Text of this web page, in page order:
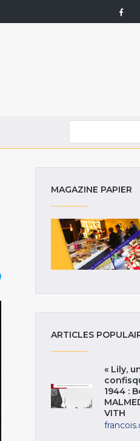
MAGAZINE PAPIER
ARTICLES
« Lily,
1944 :
VITH